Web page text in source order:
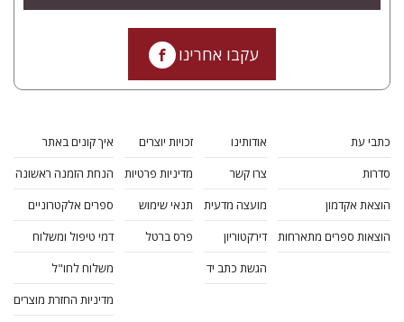
עקבו אחרינו
כתבי עת
סדרות
הוצאת אקדמון
הוצאות ספרים מתארחות
אודותינו
צרו קשר
מועצה מדעית
דירקטוריון
הגשת כתב יד
זכויות יוצרים
מדיניות פרטיות
תנאי שימוש
פרס ברטל
איך קונים באתר
הנחת הזמנה ראשונה
ספרים אלקטרוניים
דמי טיפול ומשלוח
משלוח לחו"ל
מדיניות החזרת מוצרים